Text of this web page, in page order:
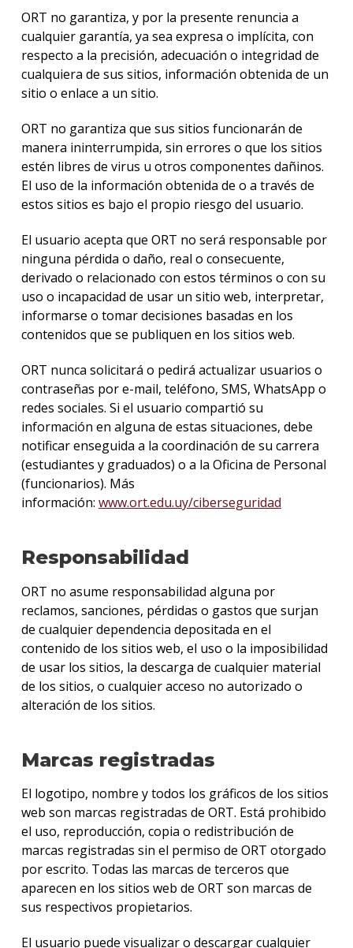
ORT no garantiza, y por la presente renuncia a
cualquier garantía, ya sea expresa o implícita, con
respecto a la precisión, adecuación o integridad de
cualquiera de sus sitios, información obtenida de un
sitio o enlace a un sitio.
ORT no garantiza que sus sitios funcionarán de
manera ininterrumpida, sin errores o que los sitios
estén libres de virus u otros componentes dañinos.
El uso de la información obtenida de o a través de
estos sitios es bajo el propio riesgo del usuario.
El usuario acepta que ORT no será responsable por
ninguna pérdida o daño, real o consecuente,
derivado o relacionado con estos términos o con su
uso o incapacidad de usar un sitio web, interpretar,
informarse o tomar decisiones basadas en los
contenidos que se publiquen en los sitios web.
ORT nunca solicitará o pedirá actualizar usuarios o
contraseñas por e-mail, teléfono, SMS, WhatsApp o
redes sociales. Si el usuario compartió su
información en alguna de estas situaciones, debe
notificar enseguida a la coordinación de su carrera
(estudiantes y graduados) o a la Oficina de Personal
(funcionarios). Más
información: www.ort.edu.uy/ciberseguridad
Responsabilidad
ORT no asume responsabilidad alguna por
reclamos, sanciones, pérdidas o gastos que surjan
de cualquier dependencia depositada en el
contenido de los sitios web, el uso o la imposibilidad
de usar los sitios, la descarga de cualquier material
de los sitios, o cualquier acceso no autorizado o
alteración de los sitios.
Marcas registradas
El logotipo, nombre y todos los gráficos de los sitios
web son marcas registradas de ORT. Está prohibido
el uso, reproducción, copia o redistribución de
marcas registradas sin el permiso de ORT otorgado
por escrito. Todas las marcas de terceros que
aparecen en los sitios web de ORT son marcas de
sus respectivos propietarios.
El usuario puede visualizar o descargar cualquier